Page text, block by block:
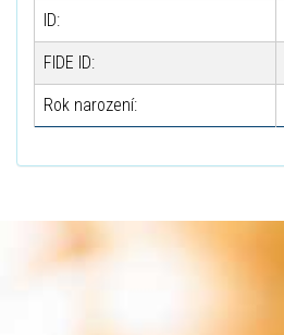
ID:
FIDE ID:
Rok narození: